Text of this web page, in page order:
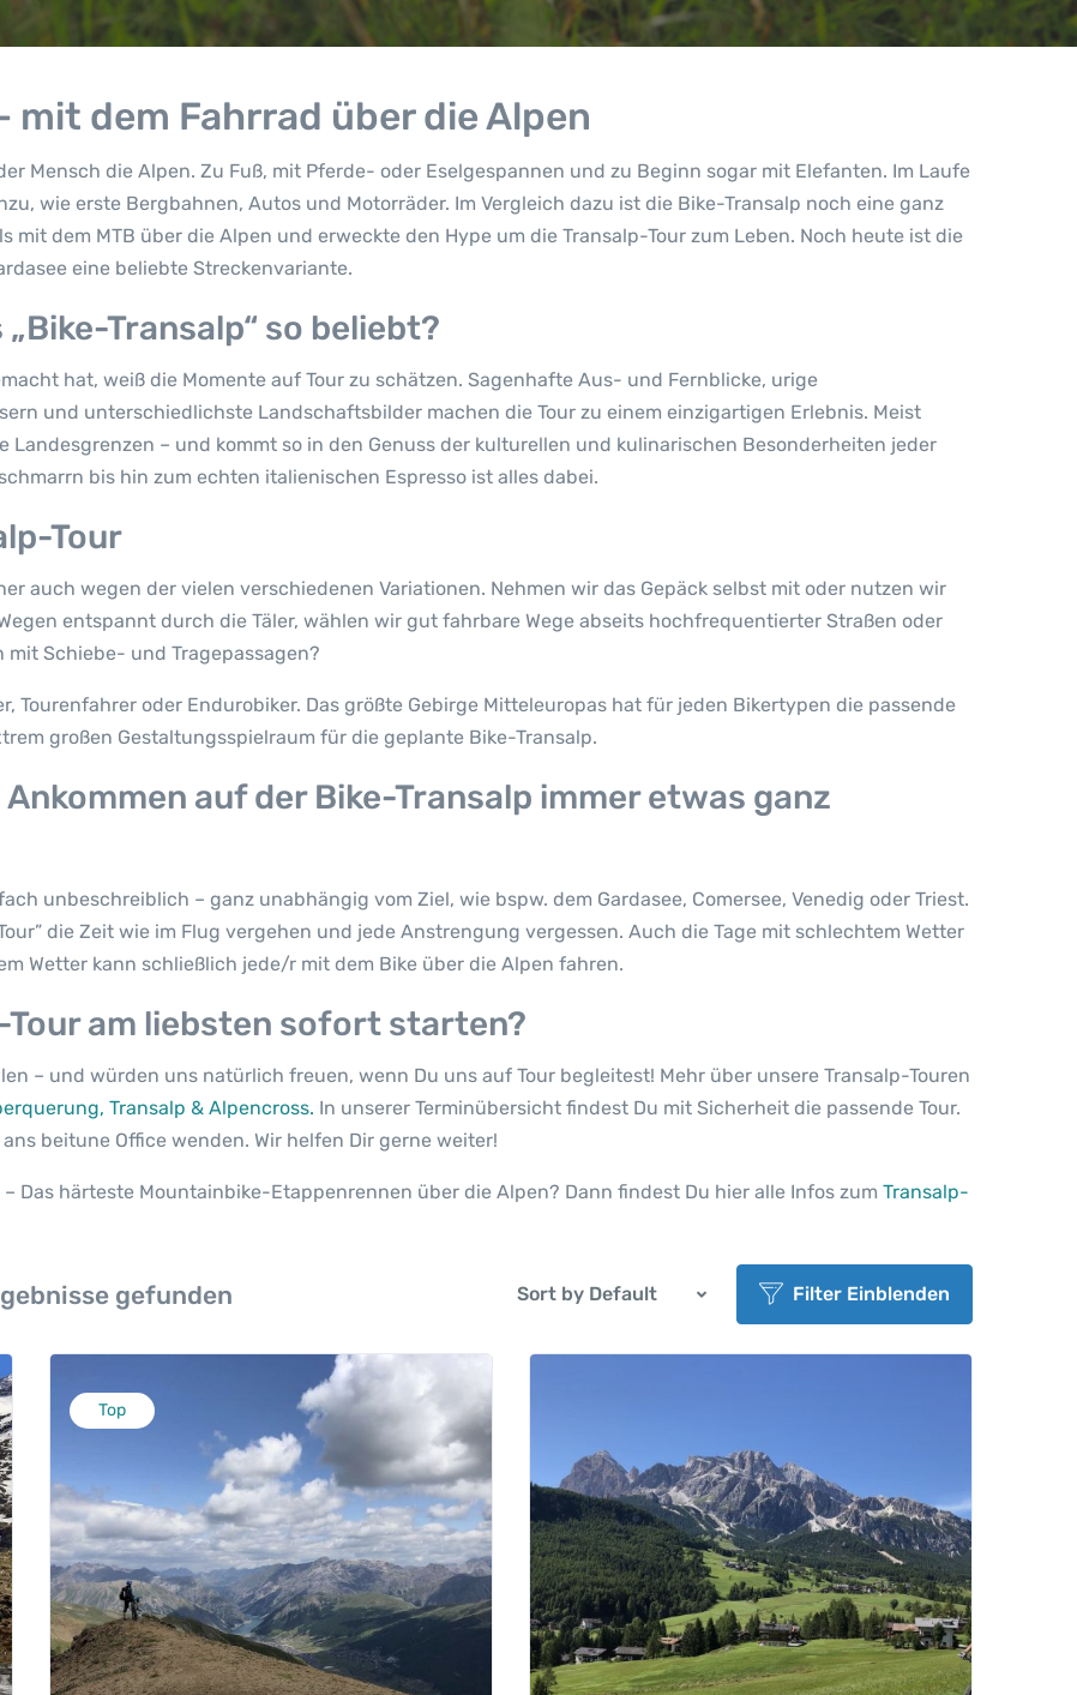
mit dem Fahrrad über die Alpen
Mensch die Alpen. Zu Fuß, mit Pferde- oder Eselgespannen und zu Beginn sogar mit Elefanten. Im Laufe
wie erste Bergbahnen, Autos und Motorräder. Im Vergleich dazu ist die Bike-Transalp noch eine ganz
mit dem MTB über die Alpen und erweckte den Hype um die Transalp-Tour zum Leben. Noch heute ist die
eine beliebte Streckenvariante.
Transalp“ so beliebt?
hat, weiß die Momente auf Tour zu schätzen. Sagenhafte Aus- und Fernblicke, urige
und unterschiedlichste Landschaftsbilder machen die Tour zu einem einzigartigen Erlebnis. Meist
– und kommt so in den Genuss der kulturellen und kulinarischen Besonderheiten jeder
bis hin zum echten italienischen Espresso ist alles dabei.
Tour
auch wegen der vielen verschiedenen Variationen. Nehmen wir das Gepäck selbst mit oder nutzen wir
entspannt durch die Täler, wählen wir gut fahrbare Wege abseits hochfrequentierter Straßen oder
Schiebe- und Tragepassagen?
Tourenfahrer oder Endurobiker. Das größte Gebirge Mitteleuropas hat für jeden Bikertypen die passende
großen Gestaltungsspielraum für die geplante Bike-Transalp.
auf der Bike-Transalp immer etwas ganz
unbeschreiblich – ganz unabhängig vom Ziel, wie bspw. dem Gardasee, Comersee, Venedig oder Triest.
die Zeit wie im Flug vergehen und jede Anstrengung vergessen. Auch die Tage mit schlechtem Wetter
Wetter kann schließlich jede/r mit dem Bike über die Alpen fahren.
am liebsten sofort starten?
– und würden uns natürlich freuen, wenn Du uns auf Tour begleitest! Mehr über unsere Transalp-Touren
Transalp & Alpencross. In unserer Terminübersicht findest Du mit Sicherheit die passende Tour.
beitune Office wenden. Wir helfen Dir gerne weiter!
Das härteste Mountainbike-Etappenrennen über die Alpen? Dann findest Du hier alle Infos zum Transalp-
gefunden Sort by Default Filter Einblenden
Top